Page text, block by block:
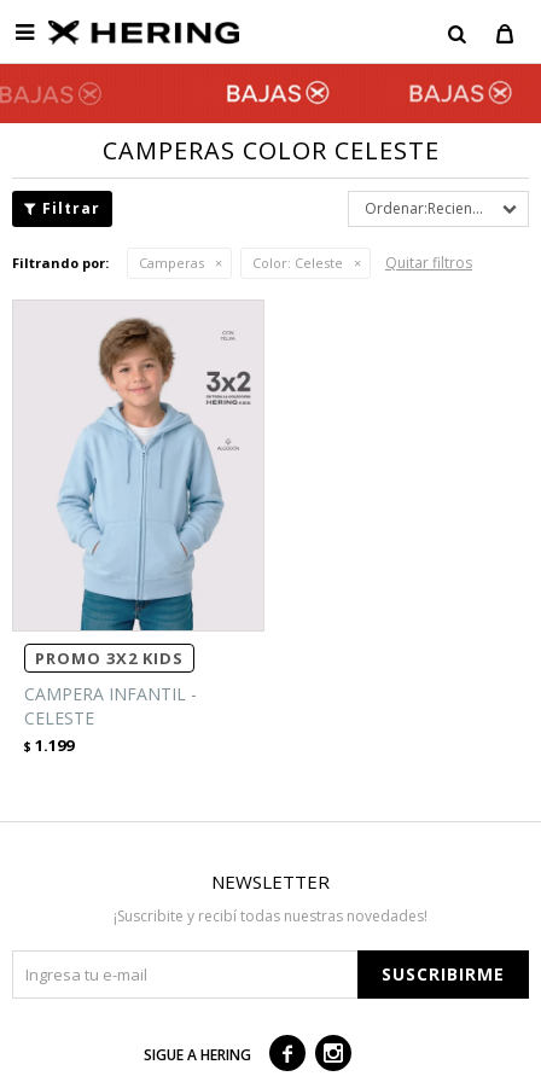

CAMPERAS COLOR CELESTE
Recientes
Filtrando por: Camperas Color: Celeste Quitar filtros
PROMO 3X2 KIDS
CAMPERA INFANTIL -
CELESTE
$ 1.199
NEWSLETTER
¡Suscribite y recibí todas nuestras novedades!
SUSCRIBIRME
SIGUE A HERING  